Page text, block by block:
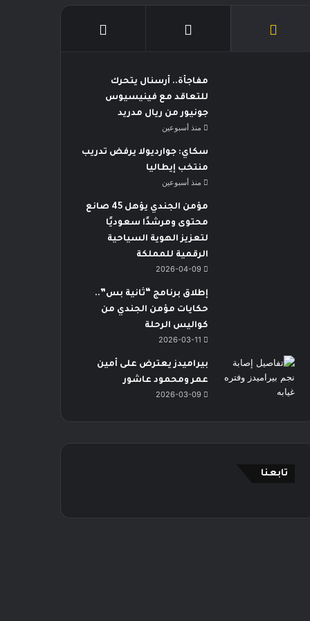
مفاجأة.. أرسنال يتحرك
للتعاقد مع فينيسيوس
جونيور من ريال مدريد
منذ أسبوعين
سكاي: جوارديولا يرفض تدريب
منتخب إيطاليا
منذ أسبوعين
مؤمن الجندي يؤهل 45 صانع
محتوى ومرشدًا سعوديًا
لتعزيز الهوية السياحية
الرقمية للمملكة
2026-04-09
إطلاق برنامج “ثانية بس”..
حكايات مؤمن الجندي من
كواليس الرحلة
2026-03-11
بيراميدز يعترض على أمين
عمر ومحمود عاشور
2026-03-09
تابعنا